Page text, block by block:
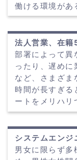
働ける環境があ
法人営業、在籍
部署によって異
ったり、遅めに
など、さまざま
時間が長すぎる
ートをメリハリ
システムエンジ
男女に限らず多